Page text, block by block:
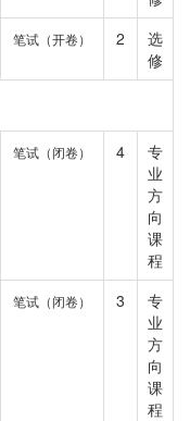
笔试（开卷） 2
选
修
笔试（闭卷） 4
专
业
方
向
课
程
笔试（闭卷） 3
专
业
方
向
课
程